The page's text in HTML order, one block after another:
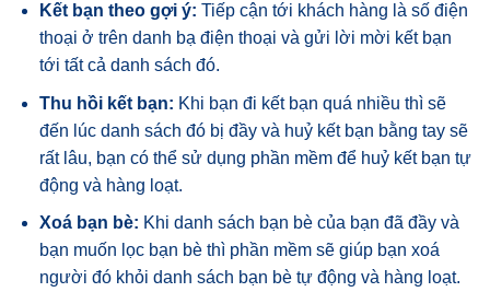
Kết bạn theo gợi ý: Tiếp cận tới khách hàng là số điện
thoại ở trên danh bạ điện thoại và gửi lời mời kết bạn
tới tất cả danh sách đó.
Thu hồi kết bạn: Khi bạn đi kết bạn quá nhiều thì sẽ
đến lúc danh sách đó bị đầy và huỷ kết bạn bằng tay sẽ
rất lâu, bạn có thể sử dụng phần mềm để huỷ kết bạn tự
động và hàng loạt.
Xoá bạn bè: Khi danh sách bạn bè của bạn đã đầy và
bạn muốn lọc bạn bè thì phần mềm sẽ giúp bạn xoá
người đó khỏi danh sách bạn bè tự động và hàng loạt.